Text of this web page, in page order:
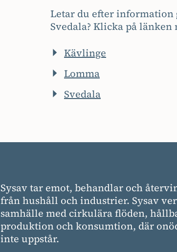
Letar du efter
Svedala? Klicka på länken
Kävlinge
Lomma
Svedala
Sysav tar emot, behandlar och
från hushåll och industrier. Sysav
samhälle med cirkulära flöden,
produktion och konsumtion, där
inte uppstår.